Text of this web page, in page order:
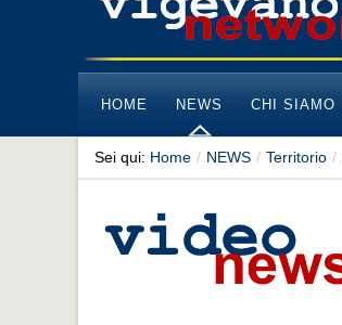
HOME NEWS CHI SIAMO
Sei qui: Home / NEWS / Territorio /